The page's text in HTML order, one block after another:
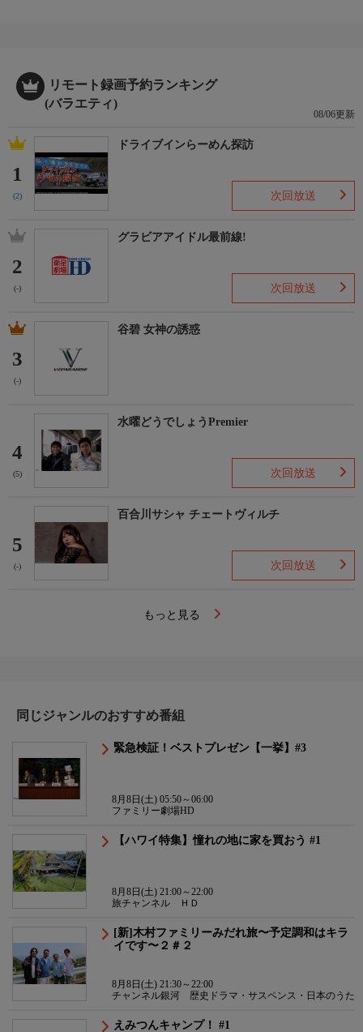
リモート録画予約ランキング
(バラエティ)
08/06更新
1
(2)
ドライブインらーめん探訪
次回放送
2
(-)
グラビアアイドル最前線!
次回放送
3
(-)
谷碧 女神の誘惑
4
(5)
水曜どうでしょうPremier
次回放送
5
(-)
百合川サシャ チェートヴィルチ
次回放送
もっと見る
同じジャンルのおすすめ番組
緊急検証！ベストプレゼン【一挙】#3
8月8日(土) 05:50～06:00
ファミリー劇場HD
【ハワイ特集】憧れの地に家を買おう #1
8月8日(土) 21:00～22:00
旅チャンネル ＨＤ
[新]木村ファミリーみだれ旅〜予定調和はキラ
イです〜２＃２
8月8日(土) 21:30～22:00
チャンネル銀河 歴史ドラマ・サスペンス・日本のうた
えみつんキャンプ！ #1